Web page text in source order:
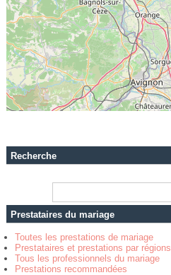
Recherche
Prestataires du mariage
Toutes les prestations de mariage
Prestataires et prestations par régions
Tous les professionnels du mariage
Prestations recommandées